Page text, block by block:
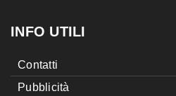
INFO UTILI
Contatti
Pubblicità